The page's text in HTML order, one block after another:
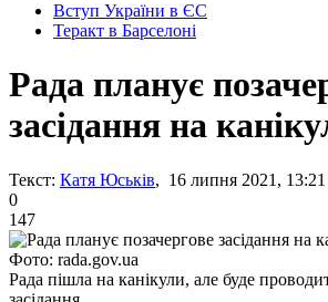
Вступ України в ЄС
Теракт в Барселоні
Рада планує
засідання на
Текст: Катя Юськів, 16 липня 2021, 13:21
0
147
Фото: rada.gov.ua
Рада пішла на канікули, але буде